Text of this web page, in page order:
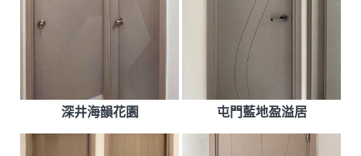
Timber
Ltd
深井海韻花園 屯門藍地盈溢居